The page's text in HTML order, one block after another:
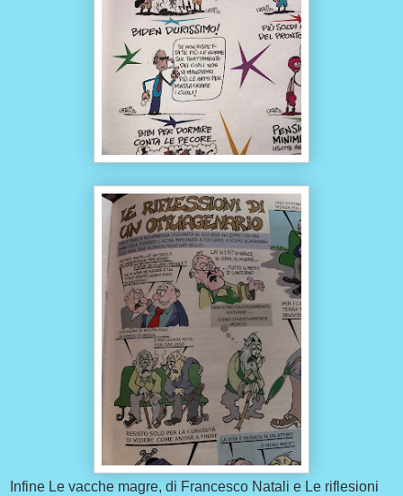
Infine Le vacche magre, di Francesco Natali e Le riflesioni